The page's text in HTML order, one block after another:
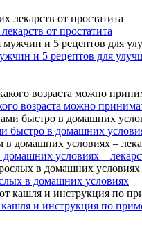
от простатита
и 5 рецептов для
возраста можно
быстро в домашних
условиях –
в домашних условиях
и инструкция по